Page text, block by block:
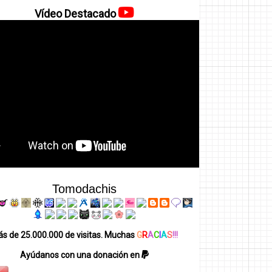
Vídeo Destacado
Tomodachis
de 25.000.000 de visitas. MuchasGRACAS!!!
Ayúdanos con una donación en